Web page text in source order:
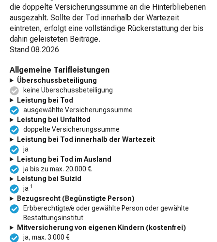
die doppelte Versicherungssumme an die Hinterbliebenen
ausgezahlt. Sollte der Tod innerhalb der Wartezeit
eintreten, erfolgt eine vollständige Rückerstattung der bis
dahin geleisteten Beiträge.
Stand 08.2026
Allgemeine Tarifleistungen
Überschussbeteiligung
keine Überschussbeteiligung
Leistung bei Tod
ausgewählte Versicherungssumme
Leistung bei Unfalltod
doppelte Versicherungssumme
Leistung bei Tod innerhalb der Wartezeit
ja
Leistung bei Tod im Ausland
ja bis zu max. 20.000 €.
Leistung bei Suizid
ja 1
Bezugsrecht (Begünstigte Person)
Erbberechtigte/e oder gewählte Person oder gewählte
Bestattungsinstitut
Mitversicherung von eigenen Kindern (kostenfrei)
ja, max. 3.000 €